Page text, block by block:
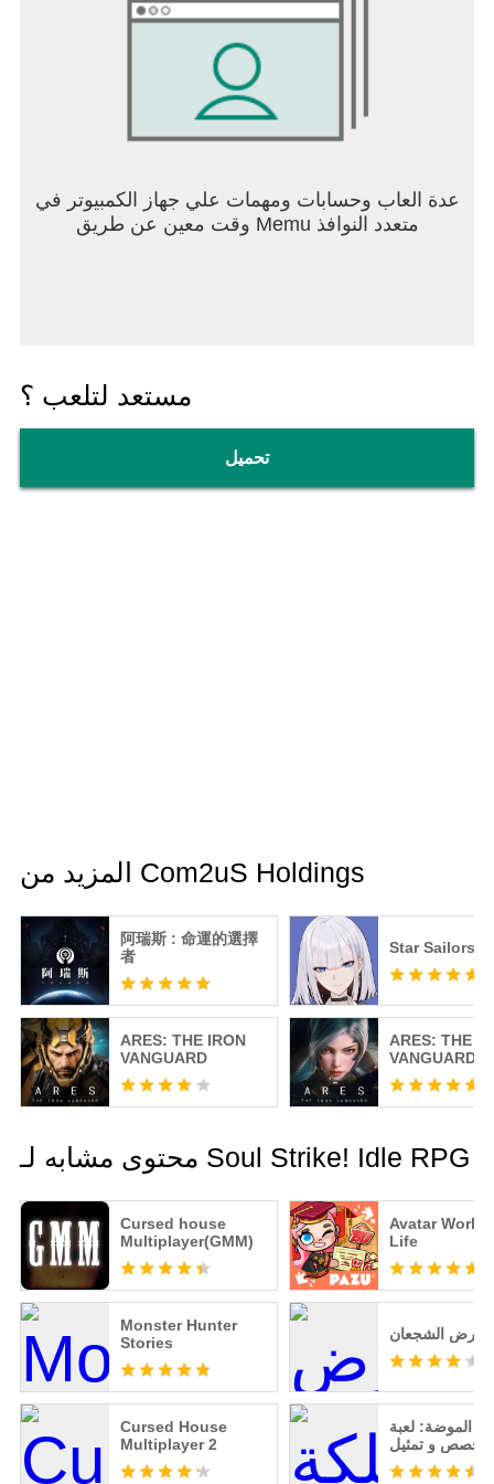
عدة العاب وحسابات ومهمات علي جهاز الكمبيوتر في
وقت معين عن طريق Memu متعدد النوافذ
مستعد لتلعب ؟
تحميل
المزيد من Com2uS Holdings
阿瑞斯 : 命運的選擇
者
Star Sailors
ARES: THE IRON
VANGUARD
ARES: THE
VANGUARD
محتوى مشابه لـ Soul Strike! Idle RPG
Cursed house
Multiplayer(GMM)
Avatar
Life
Monster Hunter
Stories
أرض الشجعان
Cursed House
Multiplayer 2
الموضة: لعبة
قصص و تمثيل